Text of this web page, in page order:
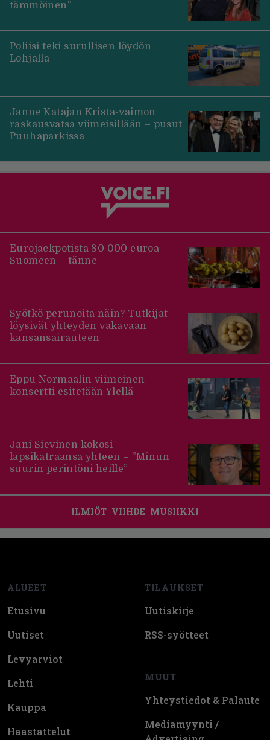
tämmöinen”
Poliisi teki surullisen löydön
Lohjalla
Janne Katajan Krista-vaimon
raskausvatsa viimeisillään – pusut
Puuhaparkissa
Eurojackpotista 80 000 euroa
Suomeen – tänne
Syötkö perunoita näin? Tutkijat
löysivät yhteyden vakavaan
kansansairauteen
Eppu Normaalin viimeinen
konsertti esitetään Ylellä
Jani Sievinen kokosi
lapsikatraansa yhteen – ”Minun
suurin perintöni heille”
ILMIÖT VIIHDE MUSIIKKI
ALUEET
Etusivu
Uutiset
Levyarviot
Lehti
Kauppa
Haastattelut
TILAUKSET
Uutiskirje
RSS-syötteet
MUUT
Yhteystiedot & Palaute
Mediamyynti /